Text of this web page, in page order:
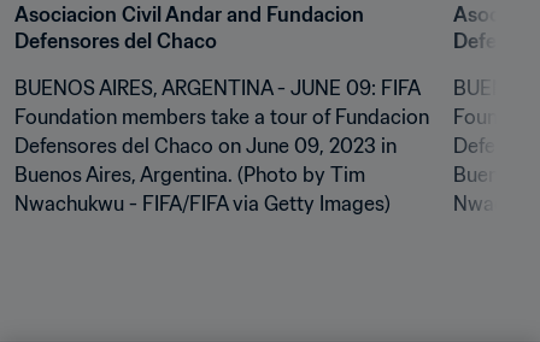
Asociacion Civil Andar and Fundacion
Defensores del Chaco
BUENOS AIRES, ARGENTINA - JUNE 09: FIFA
Foundation members take a tour of Fundacion
Defensores del Chaco on June 09, 2023 in
Buenos Aires, Argentina. (Photo by Tim
Nwachukwu - FIFA/FIFA via Getty Images)
BUENOS
Buenos